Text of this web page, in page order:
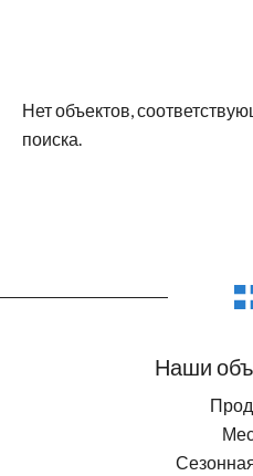
Нет объектов,
поиска.
Наши